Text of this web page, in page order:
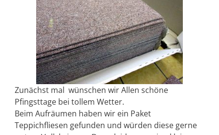
Zunächst mal wünschen wir Allen schöne
Pfingsttage bei tollem Wetter.
Beim Aufräumen haben wir ein Paket
Teppichfliesen gefunden und würden diese gerne